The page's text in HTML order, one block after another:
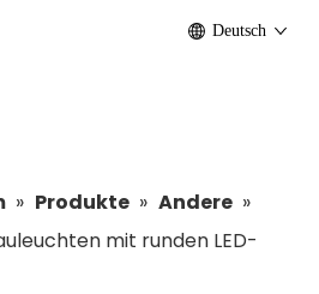
Deutsch
» Produkte » Andere »
mit runden LED-